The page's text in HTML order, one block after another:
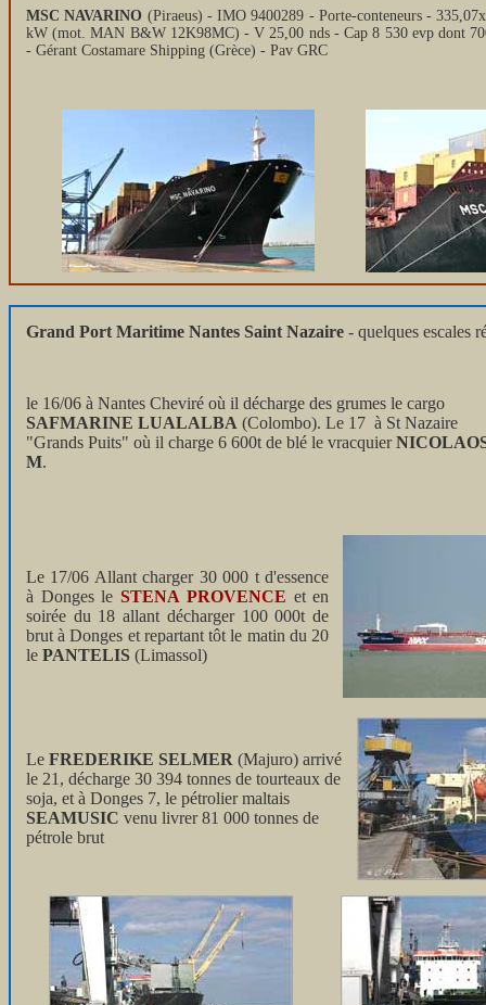
MSC NAVARINO (Piraeus) - IMO 9400289 - Porte-conteneurs -
kW (mot. MAN B&W 12K98MC) - V 25,00 nds - Cap 8 530 evp dont
- Gérant Costamare Shipping (Grèce) - Pav GRC
Grand Port Maritime Nantes Saint Nazaire - quelques escales
le 16/06 à Nantes Cheviré où il décharge des grumes le cargo
SAFMARINE LUALALBA (Colombo). Le 17 à St Nazaire
"Grands Puits" où il charge 6 600t de blé le vracquier
M.
Le 17/06 Allant charger 30 000 t d'essence
à Donges le STENA PROVENCE et en
soirée du 18 allant décharger 100 000t de
brut à Donges et repartant tôt le matin du 20
le PANTELIS (Limassol)
Le FREDERIKE SELMER (Majuro) arrivé
le 21, décharge 30 394 tonnes de tourteaux de
soja, et à Donges 7, le pétrolier maltais
SEAMUSIC venu livrer 81 000 tonnes de
pétrole brut